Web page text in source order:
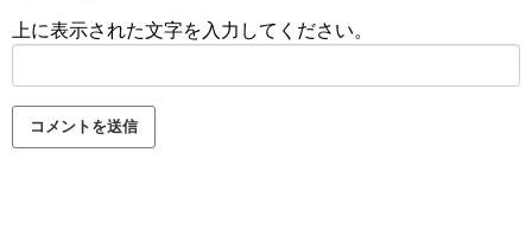
上に表示された文字を入力してください。